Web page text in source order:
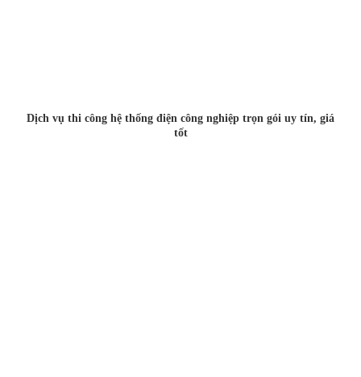
Dịch vụ thi công hệ thống điện công nghiệp trọn gói uy tín, giá
tốt